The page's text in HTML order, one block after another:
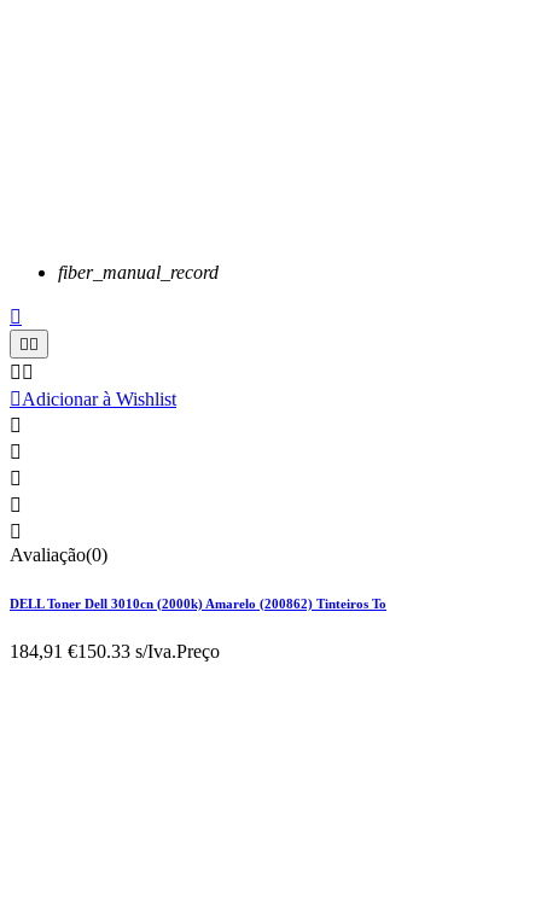
fiber_manual_record

 
 
Adicionar à Wishlist





Avaliação(0)
DELL Toner Dell 3010cn (2000k) Amarelo (200862) Tinteiros To
184,91 €150.33 s/Iva.Preço